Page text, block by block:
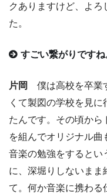
クありますけど、よろ
た。
すごい繋がりです
片岡
僕は高校を卒業
くて製図の学校を見
たんです。その頃から
を組んでオリジナル
音楽の勉強をするとい
に、深堀りしないまま
て。何か音楽に携わる